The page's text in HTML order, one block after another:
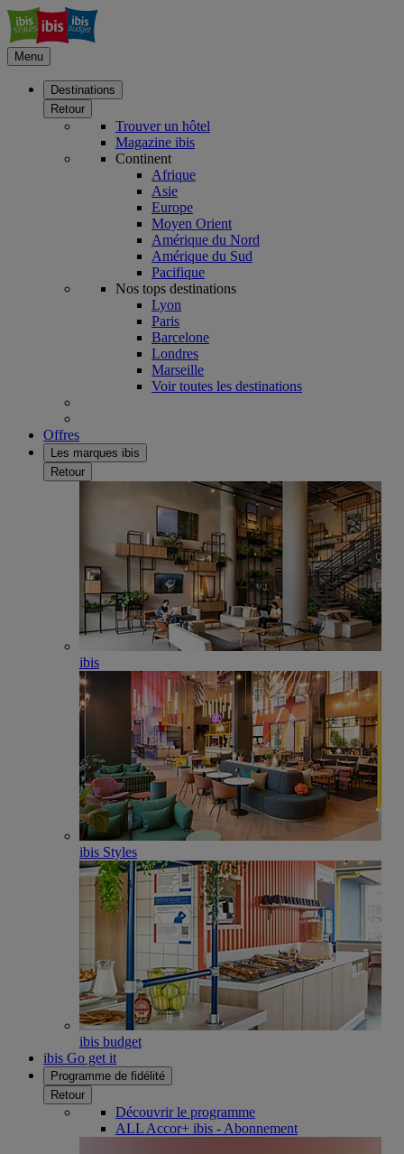
Menu
Destinations
Retour
Trouver un hôtel
Magazine ibis
Continent
Afrique
Asie
Europe
Moyen Orient
Amérique du Nord
Amérique du Sud
Pacifique
Nos tops destinations
Lyon
Paris
Barcelone
Londres
Marseille
Voir toutes les destinations
Offres
Les marques ibis
Retour
ibis
ibis Styles
ibis budget
ibis Go get it
Programme de fidélité
Retour
Découvrir le programme
ALL Accor+ ibis - Abonnement